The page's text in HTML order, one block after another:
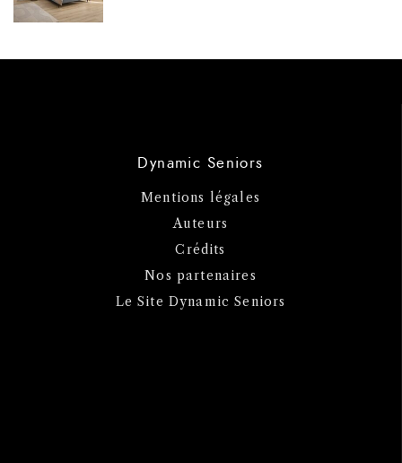
Dynamic Seniors
Mentions légales
Auteurs
Crédits
Nos partenaires
Le Site Dynamic Seniors